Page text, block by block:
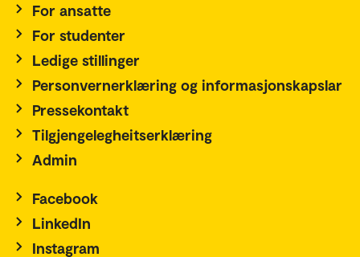
For ansatte
For studenter
Ledige stillinger
Personvernerklæring og informasjonskapslar
Pressekontakt
Tilgjengelegheitserklæring
Admin
Facebook
LinkedIn
Instagram